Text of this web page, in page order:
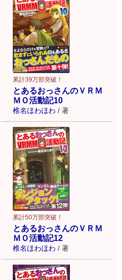
累計39万部突破！
とあるおっさんのＶＲＭ
ＭＯ活動記10
椎名ほわほわ / 著
累計50万部突破！
とあるおっさんのＶＲＭ
ＭＯ活動記12
椎名ほわほわ / 著